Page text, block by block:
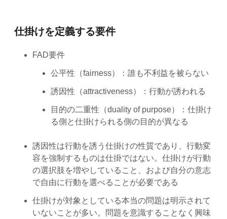
仕掛けを定義する要件
FAD要件
公平性（fairness）：誰も不利益を被らない
誘因性（attractiveness）：行動が誘われる
目的の二重性（duality of purpose）：仕掛け
る側と仕掛けられる側の目的が異なる
誘因性は行動を誘う仕掛けの性質であり、行動変
容を強制するものは仕掛ではない。仕掛けが行動
の選択肢を増やしていること、および自分の意志
で自由に行動を選べることが必要である
仕掛けが対象としている本当の問題は明示されて
いないことが多い。問題を意識することなく興味